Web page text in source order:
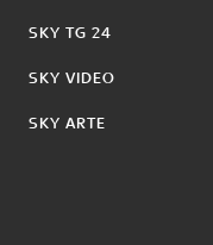
SKY TG 24
SKY VIDEO
SKY ARTE